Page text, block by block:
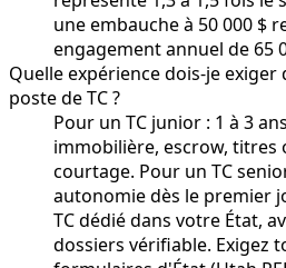
une embauche à 50 000 $
engagement annuel de 65
Quelle expérience dois-je
poste de TC ?
Pour un TC junior : 1 à 3
immobilière, escrow, titres
courtage. Pour un TC
autonomie dès le premier
TC dédié dans votre État,
dossiers vérifiable. Exigez